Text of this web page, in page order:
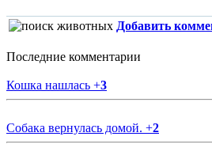
Добавить
Последние комментарии
Кошка нашлась +3
Собака вернулась домой. +2